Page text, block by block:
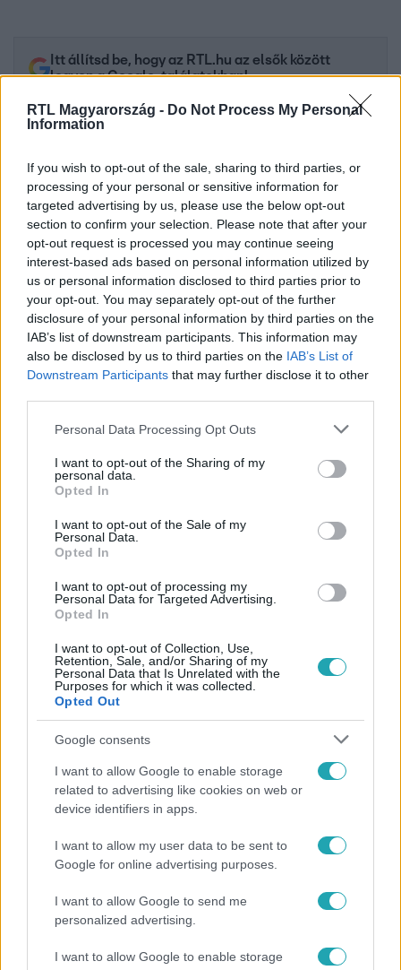
RTL Magyarország - Do Not Process My Personal
Information
If you wish to opt-out of the sale, sharing to third parties, or
processing of your personal or sensitive information for
targeted advertising by us, please use the below opt-out
section to confirm your selection. Please note that after your
opt-out request is processed you may continue seeing
interest-based ads based on personal information utilized by
us or personal information disclosed to third parties prior to
your opt-out. You may separately opt-out of the further
disclosure of your personal information by third parties on the
IAB’s list of downstream participants. This information may
also be disclosed by us to third parties on the IAB’s List of
Downstream Participants that may further disclose it to other
Please note that this website/app uses one or more Google
not limited to your visit or usage behaviour. You may click to
grant or deny consent to Google and its third-party tags to
use your data for below specified purposes in below Google
consent section.
Personal Data Processing Opt Outs
I want to opt-out of the Sharing of my
personal data.
Opted In
I want to opt-out of the Sale of my
Personal Data.
Opted In
I want to opt-out of processing my
Personal Data for Targeted Advertising.
Opted In
I want to opt-out of Collection, Use,
Retention, Sale, and/or Sharing of my
Personal Data that Is Unrelated with the
Purposes for which it was collected.
Opted Out
Google consents
I want to allow Google to enable storage
related to advertising like cookies on web or
device identifiers in apps.
I want to allow my user data to be sent to
Google for online advertising purposes.
I want to allow Google to send me
personalized advertising.
I want to allow Google to enable storage
Itt állítsd be, hogy az RTL.hu az elsők között
legyen a Google-találatokban!
Kövess minket, és értesülj a friss hírekről a
Facebookon is!
Követem
UNIÓS TÁMOGATÁS #ORBÁN-KORMÁNY
EURÓPAI BIZOTTSÁG
KORRUPCIÓ #JOGÁLLAMISÁG
Népszerű